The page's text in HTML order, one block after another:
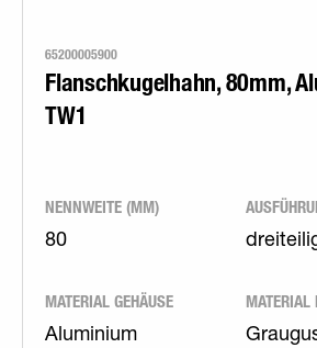
65200005900
Flanschkugelhahn, 80mm,
TW1
NENNWEITE (MM)
80
MATERIAL GEHÄUSE
Aluminium
MATERIAL